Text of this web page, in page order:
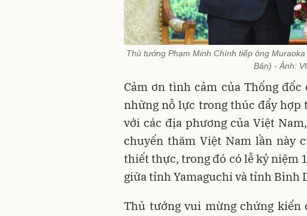
Thủ tướng Phạm Minh Chính tiếp ông
Bản) - Ảnh:
Cảm ơn tình cảm của Thống
những nỗ lực trong thúc đẩy hợp
với các địa phương của Việt
chuyến thăm Việt Nam lần này
thiết thực, trong đó có lễ kỷ niệm
giữa tỉnh Yamaguchi và tỉnh Bình
Thủ tướng vui mừng chứng kiến